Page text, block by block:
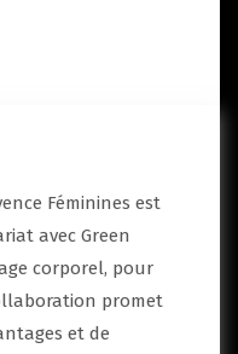
Féminines est
avec Green
corporel, pour
promet
et de